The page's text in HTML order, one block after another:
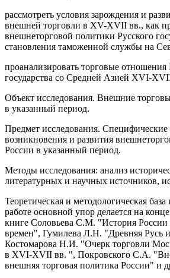
рассмотреть условия зарождения и
внешней торговли в XV-XVII вв., как
внешнеторговой политики Русского
становления таможенной службы на
проанализировать торговые отношения
государства со Средней Азией XVI-
Объект исследования. Внешние
в указанный период.
Предмет исследования. Специфические
возникновения и развития
России в указанный период.
Методы исследования: анализ
литературных и научных источников,
Теоретическая и методологическая
работе основной упор делается на
книге Соловьева С.М. "История
времен", Гумилева Л.Н. "Древняя Русь
Костомарова Н.И. "Очерк торговли
в XVI-XVII вв. ", Покровского С.А.
внешняя торговая политика России" и